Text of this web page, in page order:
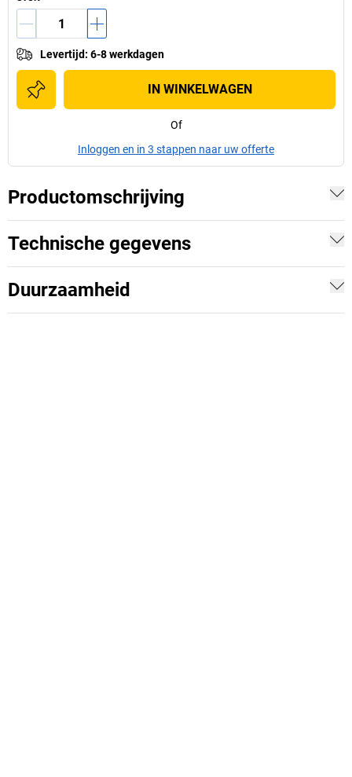
Levertijd: 6-8 werkdagen
IN WINKELWAGEN
Of
Inloggen en in 3 stappen naar uw offerte
Productomschrijving
Technische gegevens
Duurzaamheid